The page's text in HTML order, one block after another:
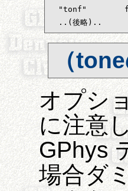
  "tonf"	false	# Use DCL.uetonf instead of DCL.uetone
  ..(後略)..
（
オプシ
に注意
GPhys
場合ダ